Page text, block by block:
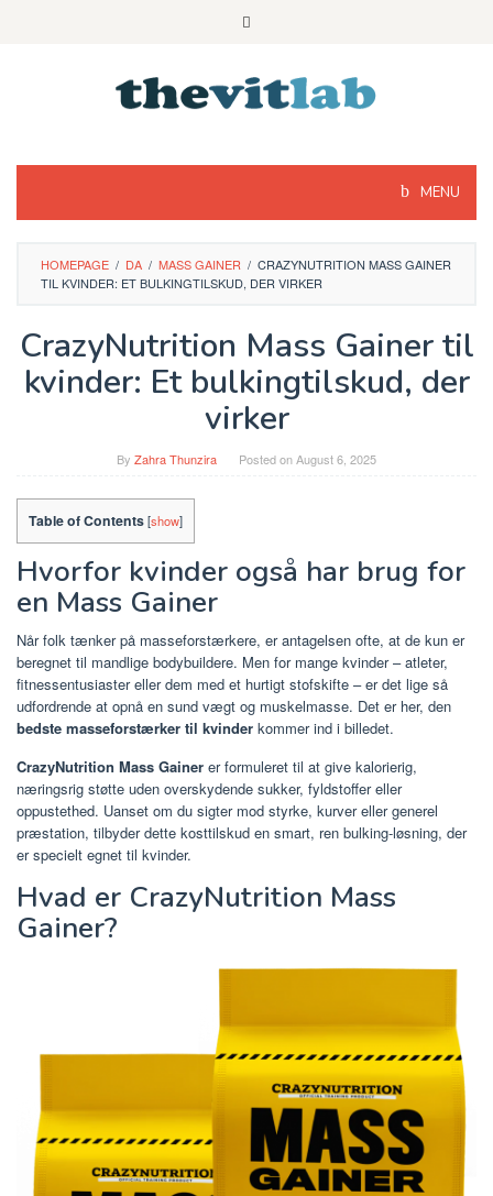
MENU
HOMEPAGE / DA / MASS GAINER / CRAZYNUTRITION MASS GAINER
TIL KVINDER: ET BULKINGTILSKUD, DER VIRKER
CrazyNutrition Mass Gainer til
kvinder: Et bulkingtilskud, der
virker
By Zahra Thunzira Posted onAugust 6, 2025
Table of Contents[show]
Hvorfor kvinder også har brug for
en Mass Gainer
Når folk tænker på masseforstærkere, er antagelsen ofte, at de kun er
beregnet til mandlige bodybuildere. Men for mange kvinder – atleter,
fitnessentusiaster eller dem med et hurtigt stofskifte – er det lige så
udfordrende at opnå en sund vægt og muskelmasse. Det er her, den
bedste masseforstærker til kvinder kommer ind i billedet.
CrazyNutrition Mass Gainer er formuleret til at give kalorierig,
næringsrig støtte uden overskydende sukker, fyldstoffer eller
oppustethed. Uanset om du sigter mod styrke, kurver eller generel
præstation, tilbyder dette kosttilskud en smart, ren bulking-løsning, der
er specielt egnet til kvinder.
Hvad er CrazyNutrition Mass
Gainer?